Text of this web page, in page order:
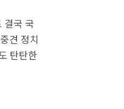
결국 국
견 정치
탄탄한